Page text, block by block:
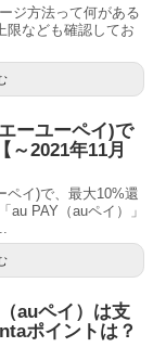
ジ方法って何がある
限なども確認してお
ーユーペイ)で
～2021年11月
ペイ)で、最大10%還
PAY（auペイ）」
auペイ）は支
ポイントは？